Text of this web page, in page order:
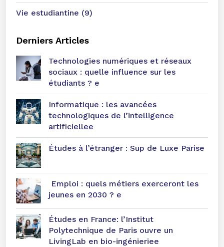
Vie estudiantine (9)
Derniers Articles
Technologies numériques et réseaux
sociaux : quelle influence sur les
étudiants ? e
Informatique : les avancées
technologiques de l’intelligence
artificiellee
Études à l’étranger : Sup de Luxe Parise
Emploi : quels métiers exerceront les
jeunes en 2030 ? e
Études en France: l’Institut
Polytechnique de Paris ouvre un
LivingLab en bio-ingénieriee